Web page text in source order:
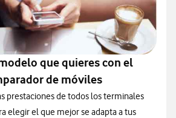
que quieres con el
de móviles
prestaciones de todos los terminales
elegir el que mejor se adapta a tus